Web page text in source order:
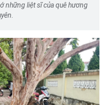
những liệt sĩ của quê hương